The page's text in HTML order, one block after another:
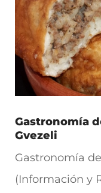
Gastronomía
Gvezeli
Gastronomía
(Información y